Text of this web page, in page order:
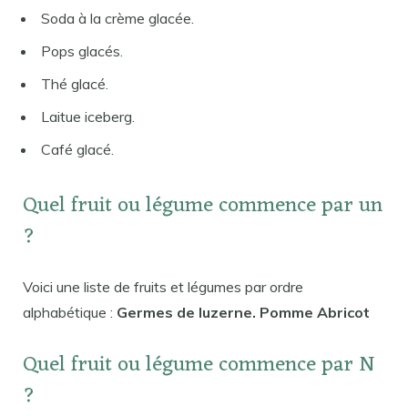
Soda à la crème glacée.
Pops glacés.
Thé glacé.
Laitue iceberg.
Café glacé.
Quel fruit ou légume commence par un
?
Voici une liste de fruits et légumes par ordre
alphabétique : Germes de luzerne. Pomme Abricot
Quel fruit ou légume commence par N
?